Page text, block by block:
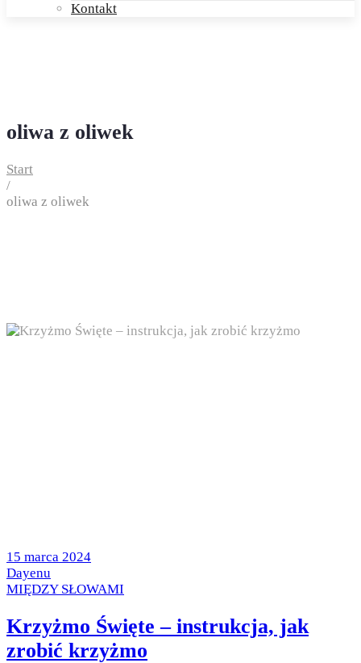
Kontakt
oliwa z oliwek
Start
/
oliwa z oliwek
Posted
on
15 marca 2024
by
Dayenu
Posted
MIĘDZY SŁOWAMI
Krzyżmo Święte – instrukcja, jak
zrobić krzyżmo